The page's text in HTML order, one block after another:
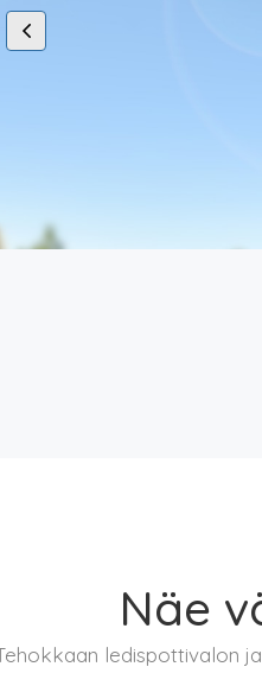
Näe
ledispottivalon